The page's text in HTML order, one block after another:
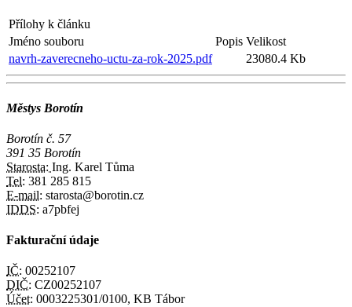
Přílohy k článku
Jméno souboru
Popis Velikost
navrh-zaverecneho-uctu-za-rok-2025.pdf
23080.4 Kb
Městys Borotín
Borotín č. 57
391 35 Borotín
Starosta: Ing. Karel Tůma
Tel: 381 285 815
E-mail: starosta@borotin.cz
IDDS: a7pbfej
Fakturační údaje
IČ: 00252107
DIČ: CZ00252107
Účet: 0003225301/0100, KB Tábor